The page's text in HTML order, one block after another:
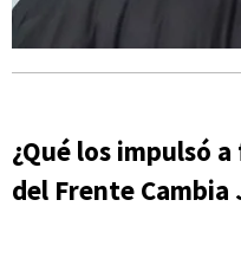
¿Qué los impulsó
del Frente Cambia